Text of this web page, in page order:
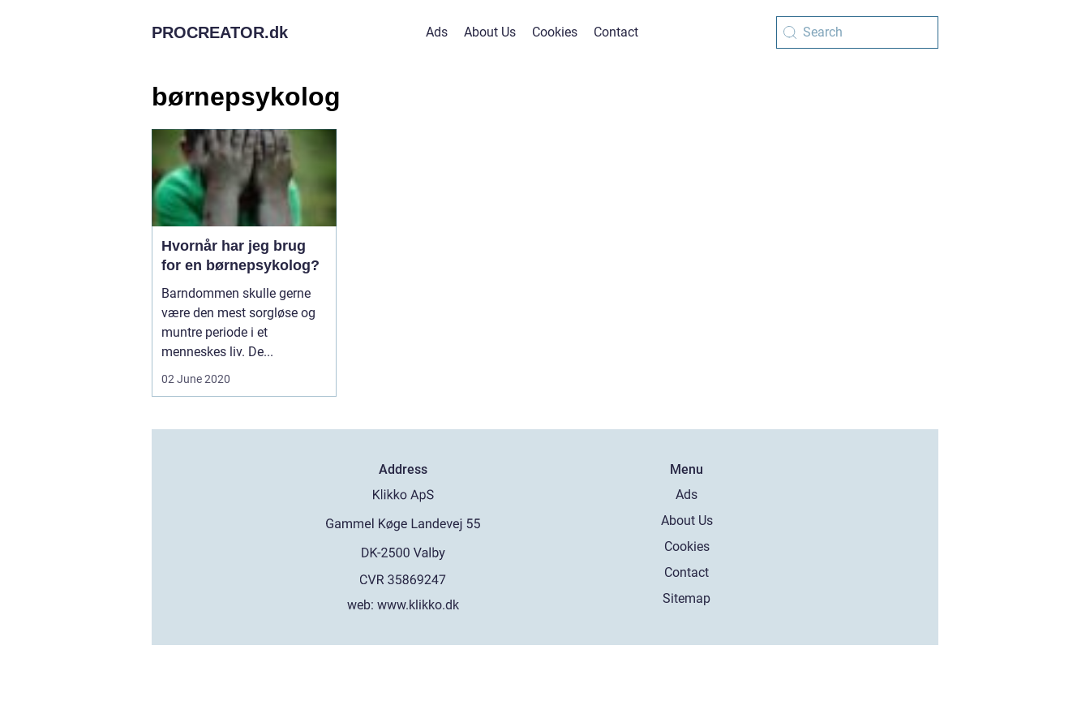
PROCREATOR.dk Ads About Us Cookies Contact
børnepsykolog
Hvornår har jeg brug
for en børnepsykolog?
Barndommen skulle gerne
være den mest sorgløse og
muntre periode i et
menneskes liv. De...
02 June 2020
Address
web:www.klikko.dk
Menu
Ads
About Us
Cookies
Contact
Sitemap